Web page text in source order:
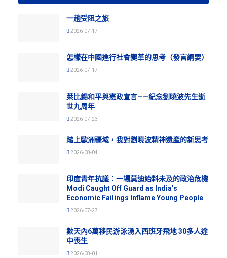
一趟受阻之旅
2026-07-17
怎樣在中國進行社會變革的思考（發言綱要）
2026-07-17
萊比錫和平與憲政宣言——紀念劉曉波先生逝
世九周年
2026-07-23
踏上歐洲疆域，我對劉曉波精神遺產的新思考
2026-08-04
印度青年抗議：一場莫迪始料未及的政治危機
Modi Caught Off Guard as India’s
Economic Failings Inflame Young People
2026-07-27
數天內6萬移民游泳湧入西班牙飛地 30多人途
中喪生
2026-08-01